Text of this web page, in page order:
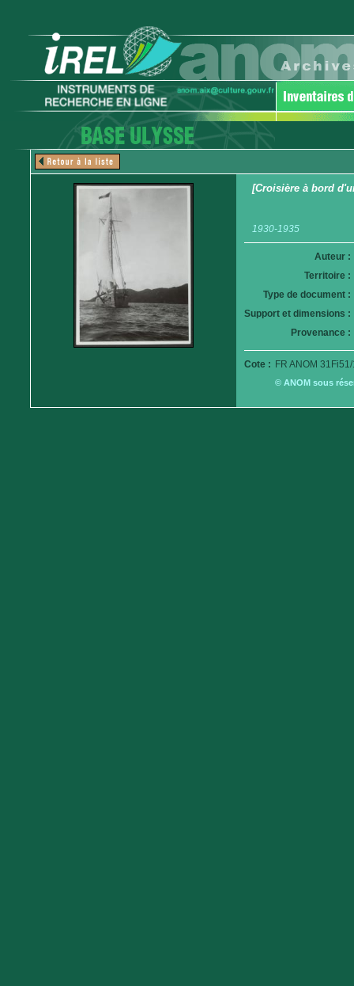
[Croisière à bord
1930-1935
Auteur :
Territoire :
Type de document :
Support et dimensions :
Provenance :
Cote : FR ANOM
© ANOM sous